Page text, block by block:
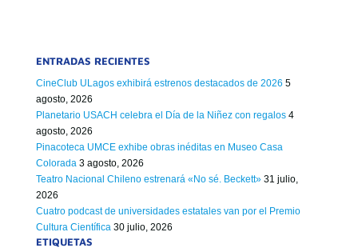
ENTRADAS RECIENTES
CineClub ULagos exhibirá estrenos destacados de 2026 5
agosto, 2026
Planetario USACH celebra el Día de la Niñez con regalos 4
agosto, 2026
Pinacoteca UMCE exhibe obras inéditas en Museo Casa
Colorada 3 agosto, 2026
Teatro Nacional Chileno estrenará «No sé. Beckett» 31 julio,
2026
Cuatro podcast de universidades estatales van por el Premio
Cultura Científica 30 julio, 2026
ETIQUETAS